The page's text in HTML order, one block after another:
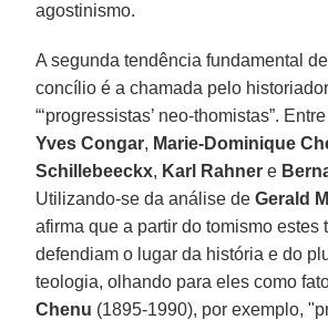
agostinismo.
A segunda tendência fundamental
concílio é a chamada pelo
“‘progressistas’ neo-thomistas”.
Yves Congar, Marie-Dominique
Schillebeeckx, Karl Rahner e
Utilizando-se da análise deGerald
afirma que a partir do tomismo estes
defendiam o lugar da história e do
teologia, olhando para eles como
Chenu (1895-1990), por exemplo,